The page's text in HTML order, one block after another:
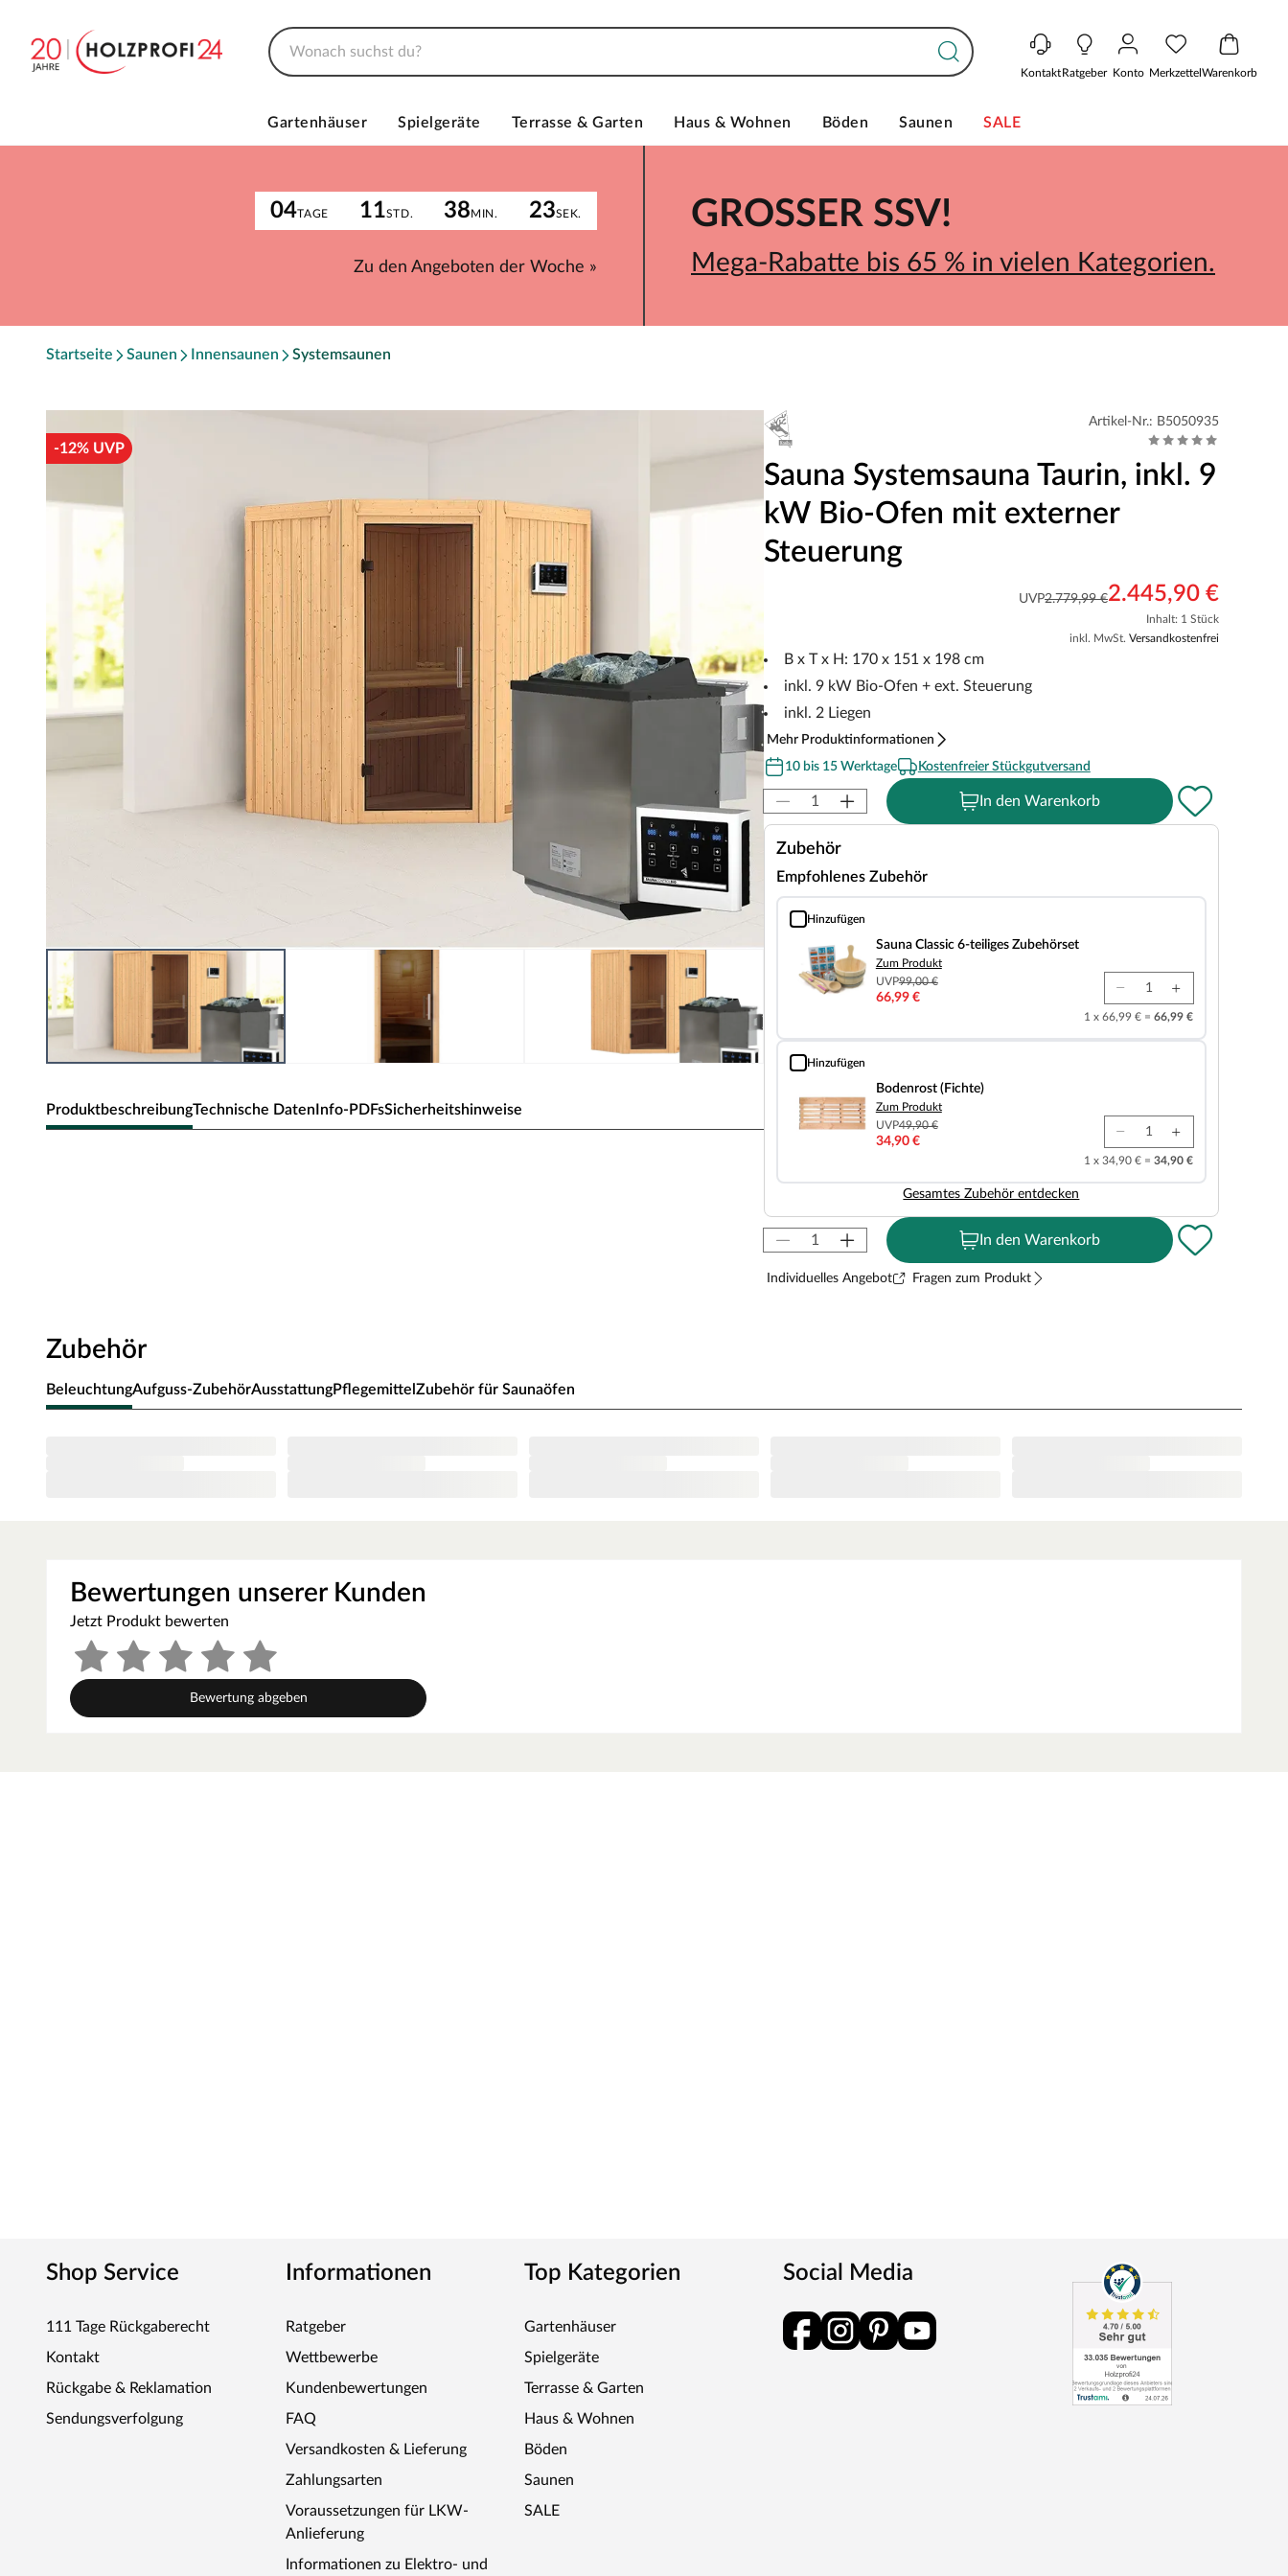
KontaktRatgeber Konto MerkzettelWarenkorb
Gartenhäuser Spielgeräte Terrasse & Garten Haus & Wohnen Böden Saunen SALE
04TAGE 11STD. 38MIN. 23SEK.
Zu den Angeboten der Woche »
GROSSER SSV!
Mega-Rabatte bis 65 % in vielen Kategorien.
Startseite Saunen Innensaunen Systemsaunen
-12% UVP
ProduktbeschreibungTechnische DatenInfo-PDFsSicherheitshinweise
beigefügten Montageanleitungen.
Artikel-Nr.: B5050935
Sauna Systemsauna Taurin, inkl. 9
kW Bio-Ofen mit externer
Steuerung
UVP2.779,99 €2.445,90 €
Inhalt: 1 Stück
inkl. MwSt. Versandkostenfrei
B x T x H: 170 x 151 x 198 cm
inkl. 9 kW Bio-Ofen + ext. Steuerung
inkl. 2 Liegen
Mehr Produktinformationen
10 bis 15 Werktage
Kostenfreier Stückgutversand
In den Warenkorb
Zubehör
Empfohlenes Zubehör
Hinzufügen
Sauna Classic 6-teiliges Zubehörset
Sauna Classic 6-teiliges Zubehörset
Zum Produkt
UVP99,00 €
66,99 €
1 x 66,99 € = 66,99 €
Hinzufügen
Bodenrost (Fichte)
Bodenrost (Fichte)
Zum Produkt
UVP49,90 €
34,90 €
1 x 34,90 € = 34,90 €
Gesamtes Zubehör entdecken
In den Warenkorb
Individuelles Angebot Fragen zum Produkt
Zubehör
BeleuchtungAufguss-ZubehörAusstattungPflegemittel Zubehör für Saunaöfen
Bewertungen unserer Kunden
Jetzt Produkt bewerten
Bewertung abgeben
Shop Service
111 Tage Rückgaberecht
Kontakt
Rückgabe & Reklamation
Sendungsverfolgung
Informationen
Ratgeber
Wettbewerbe
Kundenbewertungen
FAQ
Versandkosten & Lieferung
Zahlungsarten
Voraussetzungen für LKW-
Anlieferung
Informationen zu Elektro- und
Top Kategorien
Gartenhäuser
Spielgeräte
Terrasse & Garten
Haus & Wohnen
Böden
Saunen
SALE
Social Media